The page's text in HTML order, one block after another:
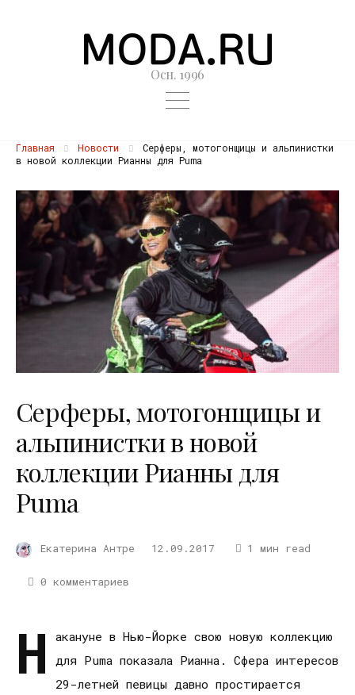
Осн. 1996
Главная Новости
Серферы, мотогонщицы и альпинистки
в новой коллекции Рианны для Puma
Серферы, мотогонщицы и
альпинистки в новой
коллекции Рианны для
Puma
Екатерина Антре 12.09.2017 1 мин read
0 комментариев
Н
акануне в Нью-Йорке свою новую коллекцию
для Puma показала Рианна. Сфера интересов
29-летней певицы давно простирается